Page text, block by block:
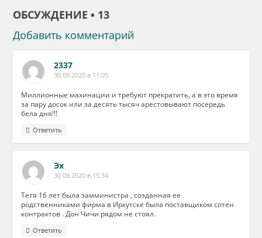
ОБСУЖДЕНИЕ • 13
Добавить комментарий
2337
30.09.2020 в 11:05
Миллионные махинации и требуют прекратить, а в это время
за пару досок или за десять тысяч арестовывают посередь
бела дня!!!
Ответить
Эх
30.09.2020 в 15:34
Тетя 16 лет была замминистра , созданная ее
родственниками фирма в Иркутске была поставщиком сотен
контрактов . Дон Чичи рядом не стоял.
Ответить